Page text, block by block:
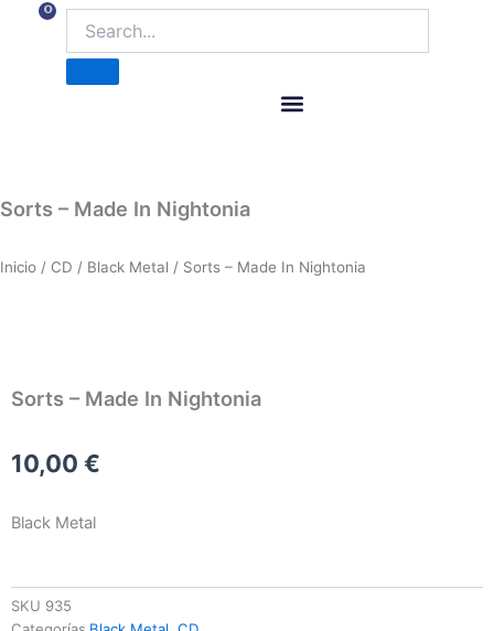
contenido
0
Carrito
Sorts – Made In Nightonia
Inicio / CD / Black Metal / Sorts – Made In Nightonia
Sorts – Made In Nightonia
10,00 €
Black Metal
SKU 935